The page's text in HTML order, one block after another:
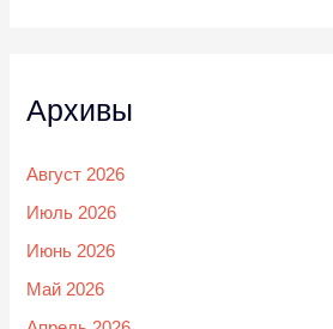
Архивы
Август 2026
Июль 2026
Июнь 2026
Май 2026